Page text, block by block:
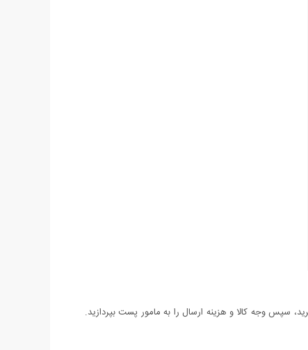
سپس وجه کالا و هزینه ارسال را به مامور پست بپردازید.